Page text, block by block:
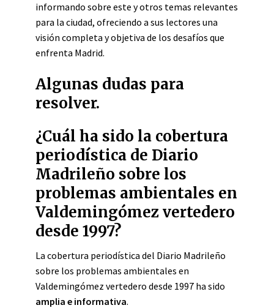
informando sobre este y otros temas relevantes
para la ciudad, ofreciendo a sus lectores una
visión completa y objetiva de los desafíos que
enfrenta Madrid.
Algunas dudas para
resolver.
¿Cuál ha sido la cobertura
periodística de Diario
Madrileño sobre los
problemas ambientales en
Valdemingómez vertedero
desde 1997?
La cobertura periodística del Diario Madrileño
sobre los problemas ambientales en
Valdemingómez vertedero desde 1997 ha sido
amplia e informativa.